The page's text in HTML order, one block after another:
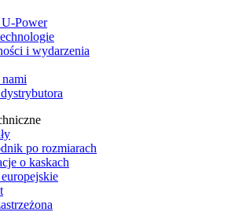
Power
i wydarzenia
nami
po rozmiarach
o kaskach